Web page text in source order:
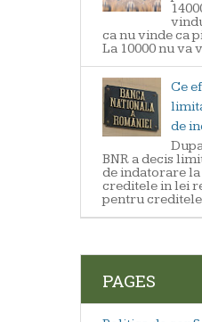
ca nu vinde ca
La 10000 nu va
Ce
de
BNR a decis
de indatorare
creditele in lei
pentru creditele
PAGES